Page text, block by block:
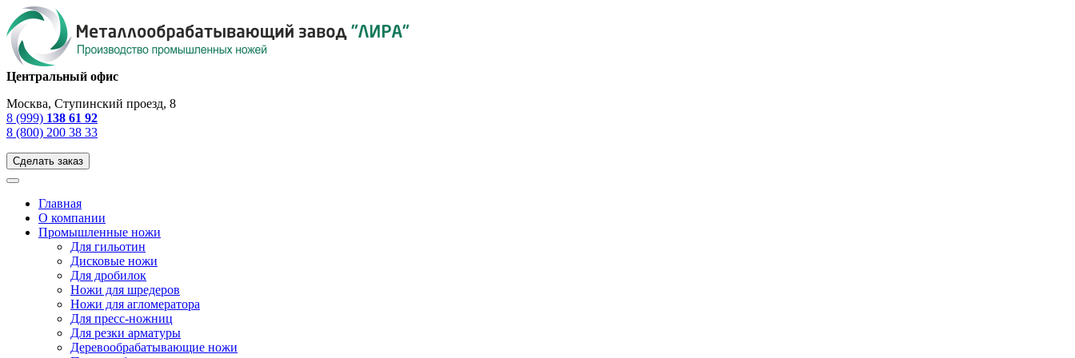
Центральный офис
Москва, Ступинский проезд, 8
8 (999) 138 61 92
8 (800) 200 38 33
Сделать заказ
Главная
О компании
Промышленные ножи
Для гильотин
Дисковые ножи
Для дробилок
Ножи для шредеров
Ножи для агломератора
Для пресс-ножниц
Для резки арматуры
Деревообрабатывающие ножи